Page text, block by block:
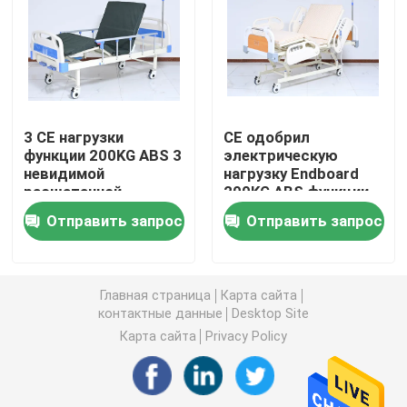
концентратор кислорода перемещения
высокий концентратор кислорода подачи
Портативные машины Nebulizer
Медицинский прибор всасывания
Термометр домочадца цифровой
Монитор кровяного давления домочадца
3 CE нагрузки
функции 200KG ABS 3
невидимой
расшатанной
кровати ухода
больницы ручной
Отправить запрос
CE одобрил
электрическую
нагрузку Endboard
200KG ABS функции
кровати 3 ухода
больницы
Отправить запрос
Главная страница
Карта сайта
контактные данные
Desktop Site
Карта сайта
Privacy Policy